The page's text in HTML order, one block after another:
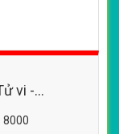
vi -
8000